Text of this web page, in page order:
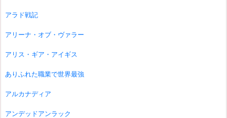
アラド戦記
アリーナ・オブ・ヴァラー
アリス・ギア・アイギス
ありふれた職業で世界最強
アルカナディア
アンデッドアンラック